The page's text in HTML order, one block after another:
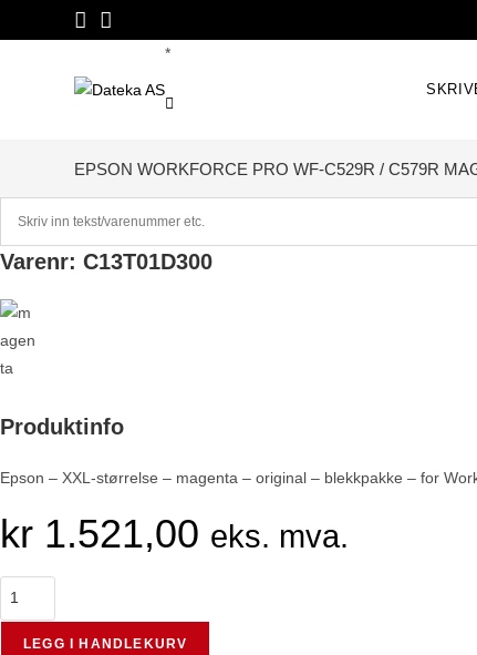
to
*
EPSON WORKFORCE PRO WF-C529R / C579R
Varenr: C13T01D300
Produktinfo
Epson – XXL-størrelse – magenta – original – blekkpakke – for
kr 1.521,00 eks. mva.
Epson
WorkForce
LEGG I HANDLEKURV